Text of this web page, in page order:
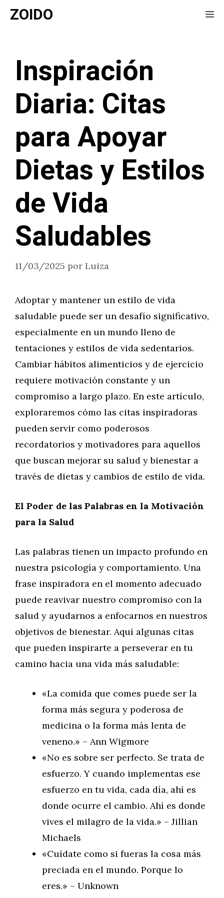
Saltar
ZOIDO
Inspiración
Diaria: Citas
para Apoyar
Dietas y Estilos
de Vida
Saludables
11/03/2025 por Luiza
Adoptar y mantener un estilo de vida
saludable puede ser un desafío significativo,
especialmente en un mundo lleno de
tentaciones y estilos de vida sedentarios.
Cambiar hábitos alimenticios y de ejercicio
requiere motivación constante y un
compromiso a largo plazo. En este artículo,
exploraremos cómo las citas inspiradoras
pueden servir como poderosos
recordatorios y motivadores para aquellos
que buscan mejorar su salud y bienestar a
través de dietas y cambios de estilo de vida.
El Poder de las Palabras en la Motivación
para la Salud
Las palabras tienen un impacto profundo en
nuestra psicología y comportamiento. Una
frase inspiradora en el momento adecuado
puede reavivar nuestro compromiso con la
salud y ayudarnos a enfocarnos en nuestros
objetivos de bienestar. Aquí algunas citas
que pueden inspirarte a perseverar en tu
camino hacia una vida más saludable:
«La comida que comes puede ser la
forma más segura y poderosa de
medicina o la forma más lenta de
veneno.» – Ann Wigmore
«No es sobre ser perfecto. Se trata de
esfuerzo. Y cuando implementas ese
esfuerzo en tu vida, cada día, ahí es
donde ocurre el cambio. Ahí es donde
vives el milagro de la vida.» – Jillian
Michaels
«Cuídate como si fueras la cosa más
preciada en el mundo. Porque lo
eres.» – Unknown